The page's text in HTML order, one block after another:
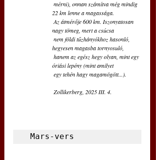
22 km lenne a magassága.
nagy tömeg, mert a csúcsa
hegyesen magasba tornyosuló,
óriási lepény (mint amilyet
egy tehén hagy magamögött...).
Zollikerberg, 2025 III. 4.
Mars-vers